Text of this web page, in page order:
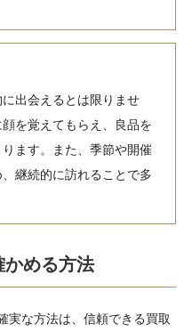
出会えるとは限りませ
を覚えてもらえ、良品を
ます。また、季節や開催
継続的に訪れることで多
める方法
実な方法は、信頼できる買取